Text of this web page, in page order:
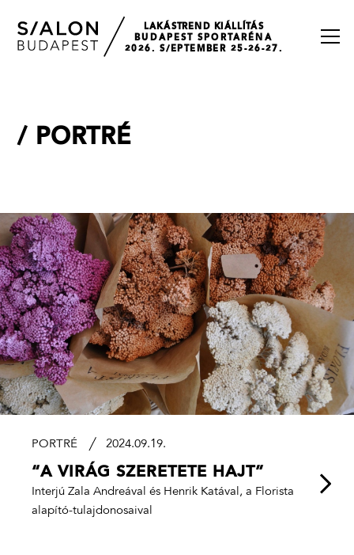
LAKÁSTREND KIÁLLÍTÁS
BUDAPEST SPORTARÉNA
2026. S/EPTEMBER 25-26-27.
/ PORTRÉ
PORTRÉ 2024.09.19.
“A VIRÁG SZERETETE HAJT”
Interjú Zala Andreával és Henrik Katával, a Florista
alapító-tulajdonosaival